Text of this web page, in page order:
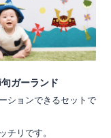
ガーランド
ションできるセットで
チリです。